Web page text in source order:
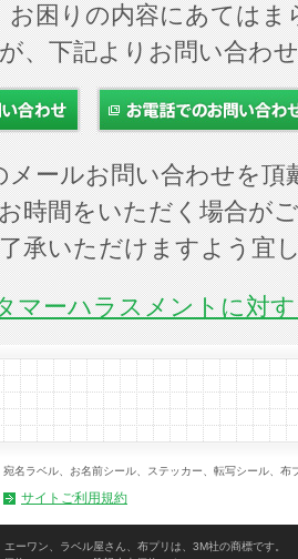
お困りの内容にあては
、下記よりお問い合わ
ールお問い合わせを頂
時間をいただく場合が
承いただけますよう宜
マーハラスメントに対
宛名ラベル、お名前シール、ステッカー、転写シール、
サイトご利用規約
ーワン、ラベル屋さん、布プリは、3M社の商標です。